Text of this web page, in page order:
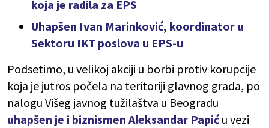
koja je radila za EPS
Uhapšen Ivan Marinković, koordinator u
Sektoru IKT poslova u EPS-u
Podsetimo, u velikoj akciji u borbi protiv korupcije
koja je jutros počela na teritoriji glavnog grada, po
nalogu Višeg javnog tužilaštva u Beogradu
uhapšen je i biznismen Aleksandar Papiću vezi